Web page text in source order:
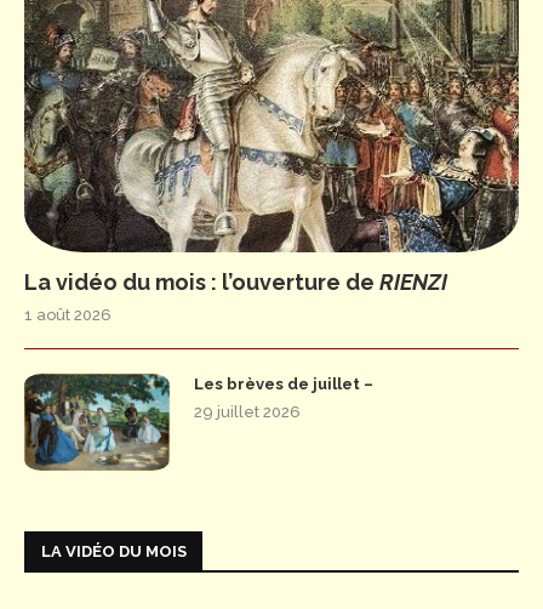
La vidéo du mois : l’ouverture de RIENZI
1 août 2026
Les brèves de juillet –
29 juillet 2026
LA VIDÉO DU MOIS